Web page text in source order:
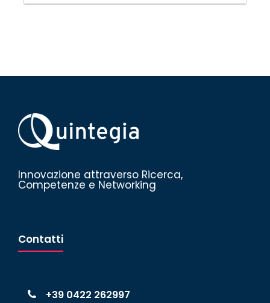
Innovazione attraverso Ricerca,
Competenze e Networking
Contatti
+39 0422 262997